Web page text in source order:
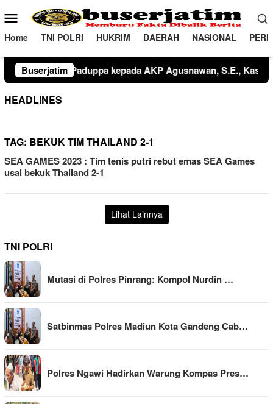
ke
konten
Menu
Mobile
Home TNI POLRI HUKRIM DAERAH NASIONAL
Buserjatim
HEADLINES
TAG: BEKUK TIM THAILAND 2-1
SEA GAMES 2023 : Tim tenis putri rebut emas SEA Games
usai bekuk Thailand 2-1
Lihat Lainnya
TNI POLRI
Mutasi di Polres Pinrang: Kompol Nurdin …
Satbinmas Polres Madiun Kota Gandeng Cab…
Polres Ngawi Hadirkan Warung Kompas Pres…